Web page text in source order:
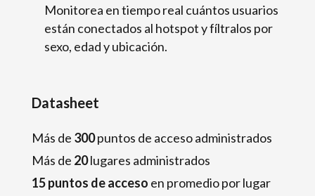
Monitorea en tiempo real cuántos usuarios
están conectados al hotspot y fíltralos por
sexo, edad y ubicación.
Datasheet
Más de 300puntos de acceso administrados
Más de 20lugares administrados
15 puntos de acceso en promedio por lugar